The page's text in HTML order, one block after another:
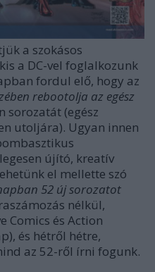
a szokásos
a DC-vel foglalkozunk
fordul elő, hogy az
rebootolja az egész
sorozatát (egész
utoljára). Ugyan innen
újító, kreatív
el mellette szó
52 új sorozatot
nélkül,
Comics és Action
és hétről hétre,
az 52-ről írni fogunk.